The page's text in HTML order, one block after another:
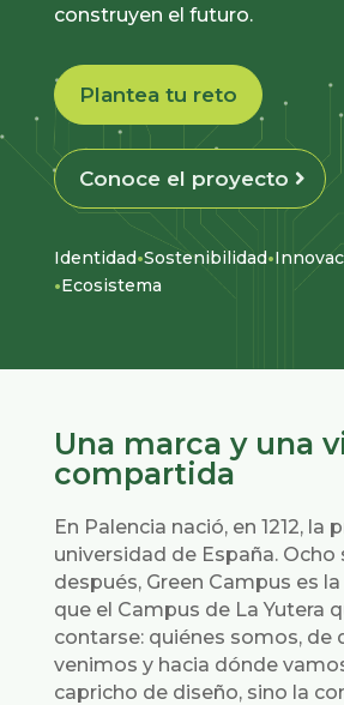
construyen el futuro.
Plantea tu reto
Conoce el proyecto
Identidad·Sostenibilidad·
·Ecosistema
Una marca y una
compartida
En Palencia nació, en 1212, la
universidad de España. Ocho
después, Green Campus es
que el Campus de La Yutera
contarse: quiénes somos, de
venimos y hacia dónde
capricho de diseño, sino la